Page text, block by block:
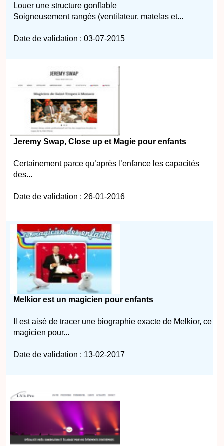
Louer une structure gonflable
Soigneusement rangés (ventilateur, matelas et...
Date de validation : 03-07-2015
Jeremy Swap, Close up et Magie pour enfants
Certainement parce qu’après l’enfance les capacités
des...
Date de validation : 26-01-2016
Melkior est un magicien pour enfants
Il est aisé de tracer une biographie exacte de Melkior, ce
magicien pour...
Date de validation : 13-02-2017